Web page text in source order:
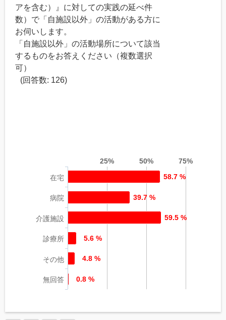
アを含む）』に対しての実践の延べ件
数）で「自施設以外」の活動がある方に
お伺いします。
「自施設以外」の活動場所について該当
するものをお答えください（複数選択
可）
(回答数: 126)
25% 50% 75%
在宅
病院
介護施設
診療所
その他
無回答
58.7 %
39.7 %
59.5 %
5.6 %
4.8 %
0.8 %